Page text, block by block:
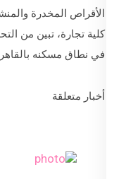
الأقراص المخدرة
كلية تجارة، تبين من
في نطاق مسكنه
أخبار متعلقة